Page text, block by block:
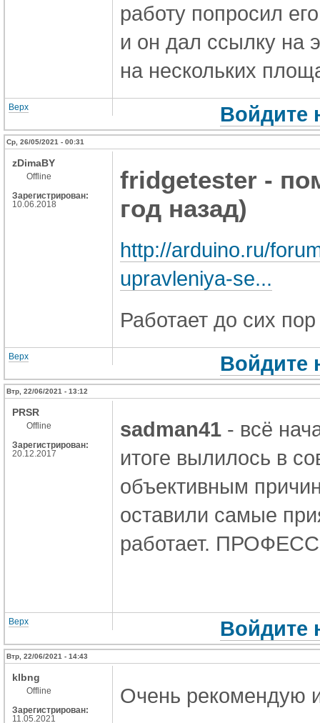
работу попросил
и он дал ссылку на
на нескольких
Верх Войдите
Ср, 26/05/2021 - 00:31
zDimaBY
Offline
Зарегистрирован:
10.06.2018
fridgetester -
год назад)
http://arduino.ru/
upravleniya-se...
Работает до сих
Верх Войдите
Втр, 22/06/2021 - 13:12
PRSR
Offline
Зарегистрирован:
20.12.2017
sadman41 - всё
итоге вылилось в
объективным
оставили самые
работает.
Верх Войдите
Втр, 22/06/2021 - 14:43
klbng
Offline
Зарегистрирован:
11.05.2021
Очень рекомендую